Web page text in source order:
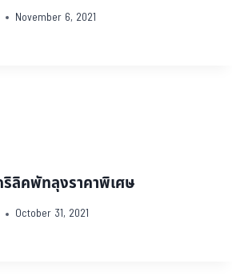
November 6, 2021
ริลิคพัทลุงราคาพิเศษ
October 31, 2021